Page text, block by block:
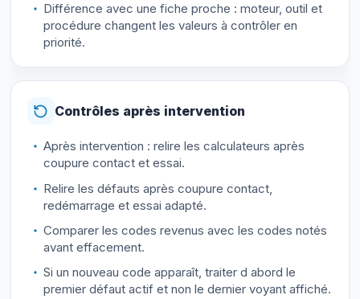
Différence avec une fiche proche : moteur, outil et
procédure changent les valeurs à contrôler en
priorité.
Contrôles après intervention
Après intervention : relire les calculateurs après
coupure contact et essai.
Relire les défauts après coupure contact,
redémarrage et essai adapté.
Comparer les codes revenus avec les codes notés
avant effacement.
Si un nouveau code apparaît, traiter d abord le
premier défaut actif et non le dernier voyant affiché.